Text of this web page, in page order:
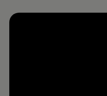
Öppna helskärmsläge